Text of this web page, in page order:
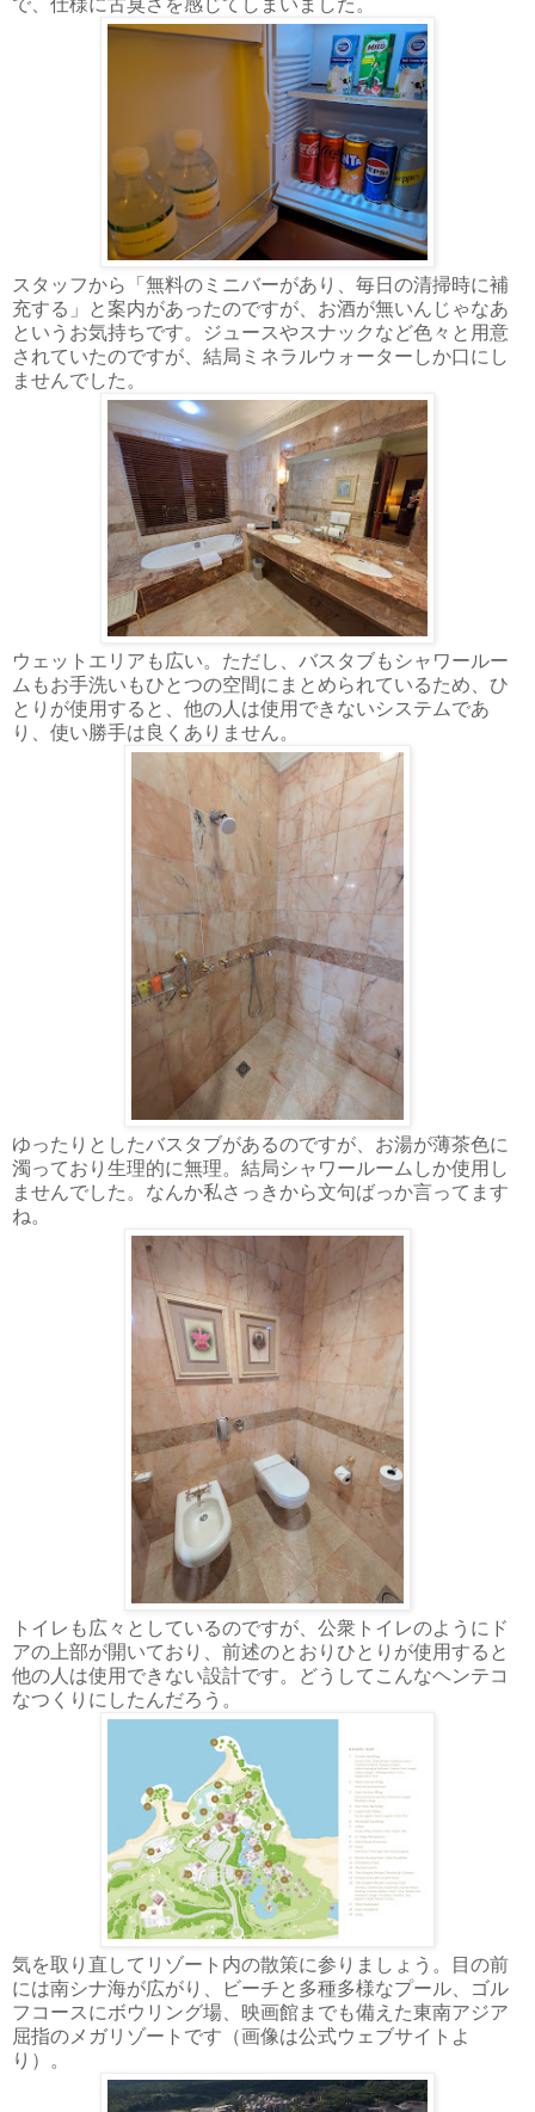
スタッフから「無料のミニバーがあり、毎日の清掃時に補
充する」と案内があったのですが、お酒が無いんじゃなあ
というお気持ちです。ジュースやスナックなど色々と用意
されていたのですが、結局ミネラルウォーターしか口にし
ませんでした。
ウェットエリアも広い。ただし、バスタブもシャワールー
ムもお手洗いもひとつの空間にまとめられているため、ひ
とりが使用すると、他の人は使用できないシステムであ
り、使い勝手は良くありません。
ゆったりとしたバスタブがあるのですが、お湯が薄茶色に
濁っており生理的に無理。結局シャワールームしか使用し
ませんでした。なんか私さっきから文句ばっか言ってます
ね。
トイレも広々としているのですが、公衆トイレのようにド
アの上部が開いており、前述のとおりひとりが使用すると
他の人は使用できない設計です。どうしてこんなヘンテコ
なつくりにしたんだろう。
気を取り直してリゾート内の散策に参りましょう。目の前
には南シナ海が広がり、ビーチと多種多様なプール、ゴル
フコースにボウリング場、映画館までも備えた東南アジア
屈指のメガリゾートです（画像は公式ウェブサイトよ
り）。